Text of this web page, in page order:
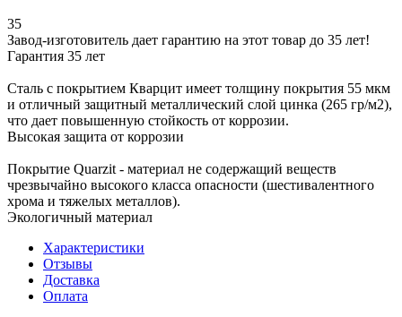
35
Завод-изготовитель дает гарантию на этот товар до 35 лет!
Гарантия 35 лет
Сталь с покрытием Кварцит имеет толщину покрытия 55 мкм
и отличный защитный металлический слой цинка (265 гр/м2),
что дает повышенную стойкость от коррозии.
Высокая защита от коррозии
Покрытие Quarzit - материал не содержащий веществ
чрезвычайно высокого класса опасности (шестивалентного
хрома и тяжелых металлов).
Экологичный материал
Характеристики
Отзывы
Доставка
Оплата